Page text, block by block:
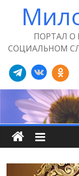
ПОРТАЛ О
СОЦИАЛЬНОМ